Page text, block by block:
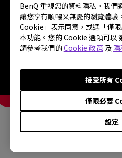
BenQ 重視您的資料隱私。我們
讓您享有順暢又無憂的瀏覽體驗
Cookie」表示同意，或選「僅
本功能。您的 Cookie 選項可以
請參考我們的Cookie 政策及
設定
僅限必要
接受所有